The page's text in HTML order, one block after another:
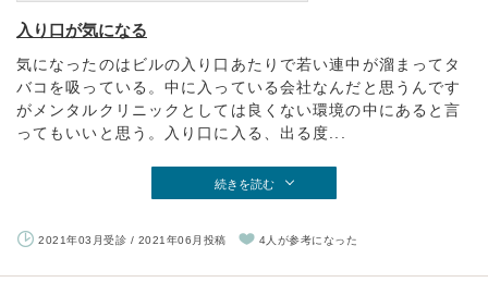
入り口が気になる
気になったのはビルの入り口あたりで若い連中が溜まってタ
バコを吸っている。中に入っている会社なんだと思うんです
がメンタルクリニックとしては良くない環境の中にあると言
ってもいいと思う。入り口に入る、出る度...
続きを読む
2021年03月受診 / 2021年06月投稿 4人が参考になった